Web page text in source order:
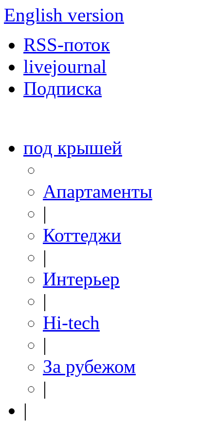
English version
RSS-поток
livejournal
Подписка
под крышей
Апартаменты
|
Коттеджи
|
Интерьер
|
Hi-tech
|
За рубежом
|
|